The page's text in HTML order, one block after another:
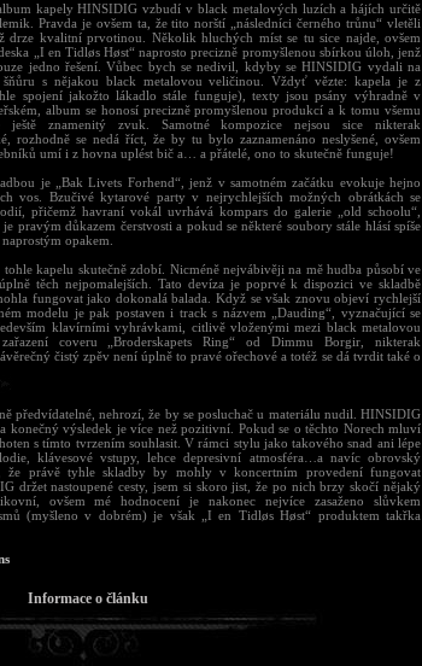
kapely HINSIDIG vzbudí v black metalových luzích a hájích určitě
Pravda je ovšem ta, že tito norští „následníci černého trůnu“ vletěli
drze kvalitní prvotinou. Několik hluchých míst se tu sice najde, ovšem
„I en Tidløs Høst“ naprosto precizně promyšlenou sbírkou úloh, jenž
jedno řešení. Vůbec bych se nedivil, kdyby se HINSIDIG vydali na
šňůru s nějakou black metalovou veličinou. Vždyť vězte: kapela je z
spojení jakožto lákadlo stále funguje), texty jsou psány výhradně v
album se honosí precizně promyšlenou produkcí a k tomu všemu
ještě znamenitý zvuk. Samotné kompozice nejsou sice nikterak
rozhodně se nedá říct, že by tu bylo zaznamenáno neslyšené, ovšem
umí i z hovna uplést bič a… a přátelé, ono to skutečně funguje!
je „Bak Livets Forhend“, jenž v samotném začátku evokuje hejno
vos. Bzučivé kytarové party v nejrychlejších možných obrátkách se
přičemž havraní vokál uvrhává kompars do galerie „old schoolu“,
pravým důkazem čerstvosti a pokud se některé soubory stále hlásí spíše
opakem.
kapelu skutečně zdobí. Nicméně nejvábivěji na mě hudba působí ve
těch nejpomalejších. Tato devíza je poprvé k dispozici ve skladbě
fungovat jako dokonalá balada. Když se však znovu objeví rychlejší
modelu je pak postaven i track s názvem „Dauding“, vyznačující se
klavírními vyhrávkami, citlivě vloženými mezi black metalovou
coveru „Broderskapets Ring“ od Dimmu Borgir, nikterak
čistý zpěv není úplně to pravé ořechové a totéž se dá tvrdit také o
předvídatelné, nehrozí, že by se posluchač u materiálu nudil. HINSIDIG
konečný výsledek je více než pozitivní. Pokud se o těchto Norech mluví
s tímto tvrzením souhlasit. V rámci stylu jako takového snad ani lépe
klávesové vstupy, lehce depresivní atmosféra…a navíc obrovský
právě tyhle skladby by mohly v koncertním provedení fungovat
držet nastoupené cesty, jsem si skoro jist, že po nich brzy skočí nějaký
ovšem mé hodnocení je nakonec nejvíce zasaženo slůvkem
(myšleno v dobrém) je však „I en Tidløs Høst“ produktem takřka
Informace o článku